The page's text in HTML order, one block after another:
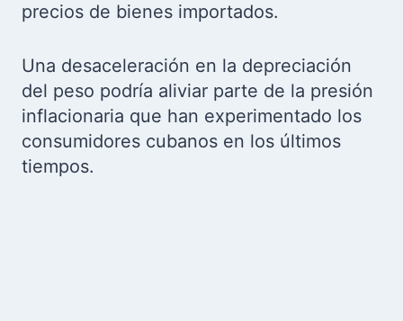
precios de bienes importados.
Una desaceleración en la depreciación
del peso podría aliviar parte de la presión
inflacionaria que han experimentado los
consumidores cubanos en los últimos
tiempos.